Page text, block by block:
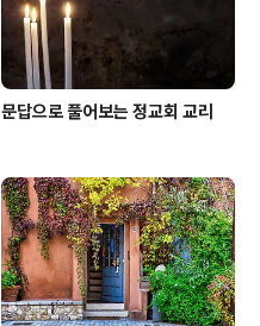
문답으로 풀어보는 정교회 교리